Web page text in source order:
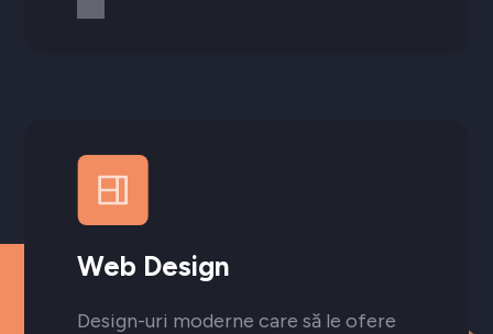
Web Design
Design-uri moderne care să le ofere